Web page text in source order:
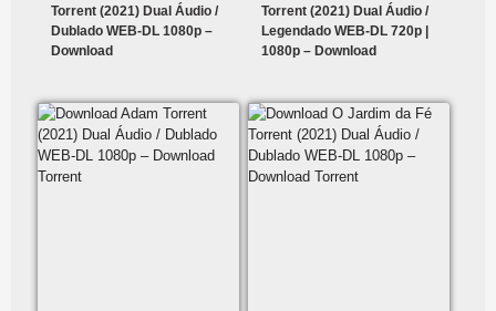
Torrent (2021) Dual Áudio /
Dublado WEB-DL 1080p –
Download
Torrent (2021) Dual Áudio /
Legendado WEB-DL 720p |
1080p – Download